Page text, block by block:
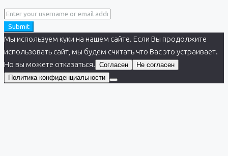
Submit
Мы используем куки на нашем сайте. Если Вы продолжите
использовать сайт, мы будем считать что Вас это устраивает.
Но вы можете отказаться. Согласен
Не согласен
Политика конфиденциальности